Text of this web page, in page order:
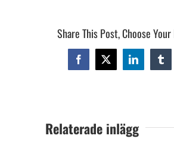
Share This Post, Choose
Facebook
X LinkedIn
Relaterade inlägg